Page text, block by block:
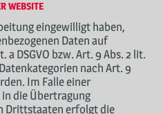
WEBSITE
eingewilligt haben,
Daten auf
a DSGVO bzw. Art. 9 Abs. 2 lit.
nach Art. 9
Im Falle einer
die Übertragung
Drittstaaten erfolgt die